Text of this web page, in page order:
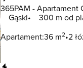
365PAM - Apartament
Gąski
300 m od
Apartament:36 m2 2